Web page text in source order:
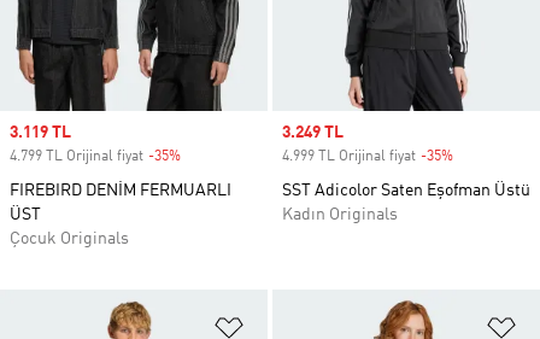
Sale price
3.119 TL
4.799 TL Orijinal fiyat -35%
FIREBIRD DENİM FERMUARLI
ÜST
Çocuk Originals
Sale price
3.249 TL
4.999 TL Orijinal fiyat -35%
SST Adicolor Saten Eşofman Üstü
Kadın Originals
Favori Listesine Ekle